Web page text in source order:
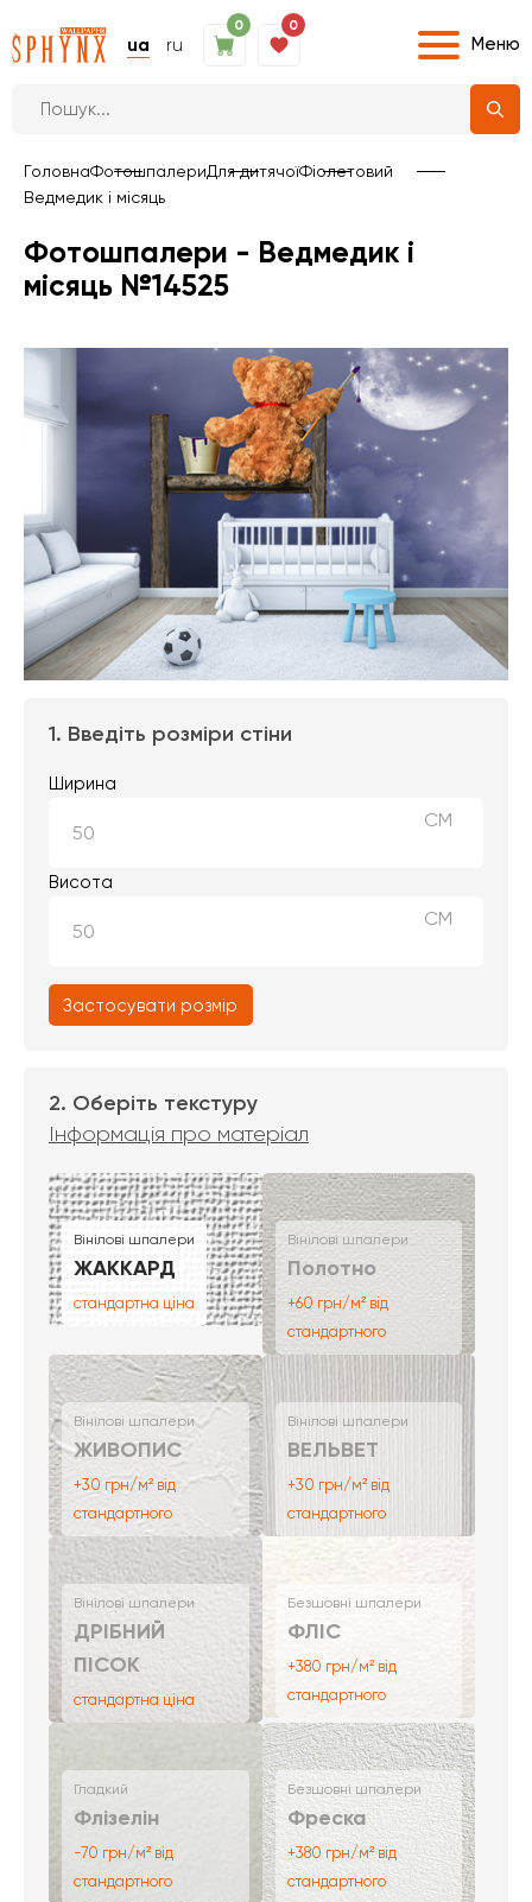
ua ru
0 0
Меню
ГоловнаФотошпалериДля дитячоїФіолетовий
Ведмедик і місяць
Фотошпалери - Ведмедик і
місяць №14525
1. Введіть розміри стіни
Ширина
СМ
Висота
СМ
Застосувати розмір
2. Оберіть текстуру
Інформація про матеріал
Вінілові шпалери
ЖАККАРД
стандартна ціна
Вінілові шпалери
Полотно
+60 грн/м² від
стандартного
Вінілові шпалери
ЖИВОПИС
+30 грн/м² від
стандартного
Вінілові шпалери
ВЕЛЬВЕТ
+30 грн/м² від
стандартного
Вінілові шпалери
ДРІБНИЙ
ПІСОК
стандартна ціна
Безшовні шпалери
ФЛІС
+380 грн/м² від
стандартного
Гладкий
Флізелін
-70 грн/м² від
стандартного
Безшовні шпалери
Фреска
+380 грн/м² від
стандартного